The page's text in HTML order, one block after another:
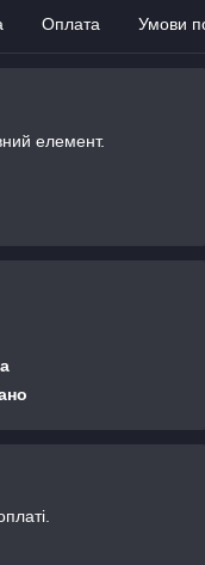
Оплата Умови
елемент.